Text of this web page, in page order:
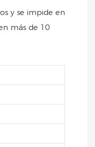
y se impide en
más de 10